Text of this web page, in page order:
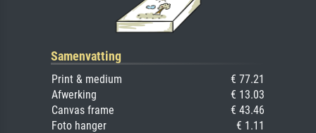
Samenvatting
Print & medium
€ 77.21
Afwerking
€ 13.03
Canvas frame
€ 43.46
Foto hanger
€ 1.11